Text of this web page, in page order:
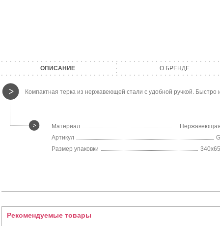
ОПИСАНИЕ О БРЕНДЕ
Компактная терка из нержавеющей стали с удобной ручкой. Быстро
Материал
Артикул
Размер упаковки
Рекомендуемые товары